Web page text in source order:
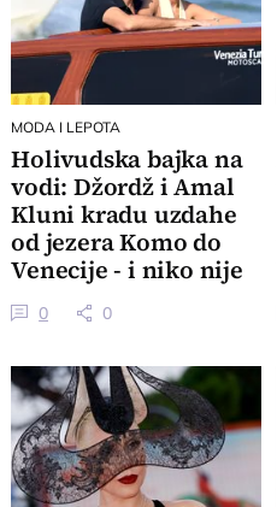
MODA I LEPOTA
Holivudska bajka na
vodi: Džordž i Amal
Kluni kradu uzdahe
od jezera Komo do
Venecije - i niko nije
imun
0 0